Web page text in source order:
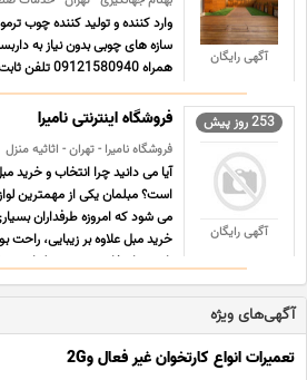
آگهی رایگان
وارد کننده و تولید کننده چوب
سازه های چوبی بدون نیاز به
خانوادگی بهنام جهانگیری استان
253 روز پیش
آگهی رایگان
فروشگاه اینترنتی نامیرا
فروشگاه نامیرا - تهران - اثاثیه منزل
آیا می دانید چرا انتخاب و خرید
است؟ مبلمان یکی از مهمترین
می شود که امروزه طرفداران
خرید مبل علاوه بر زیبایی، راحت
باشید. انتخاب صحیح مبلمان به
آگهی‌های ویژه
تعمیرات انواع کارتخوان غیر فعال و2G